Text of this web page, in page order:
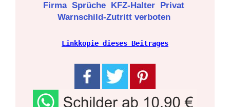
Firma Sprüche KFZ-Halter Privat
Warnschild-Zutritt verboten
Linkkopie dieses Beitrages